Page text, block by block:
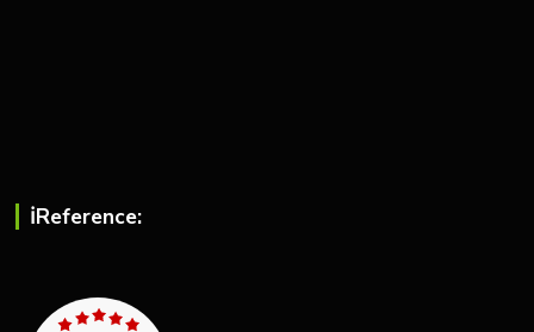
ℹ︎Reference: